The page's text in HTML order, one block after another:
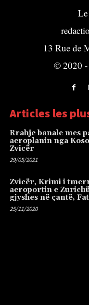
13 Rue de
© 2020 -
Articles les
Rrahje banale mes
aeroplanin nga
Zvicër
29/05/2021
Zvicër, Krimi i
aeroportin e
gjyshes në çantë,
25/11/2020